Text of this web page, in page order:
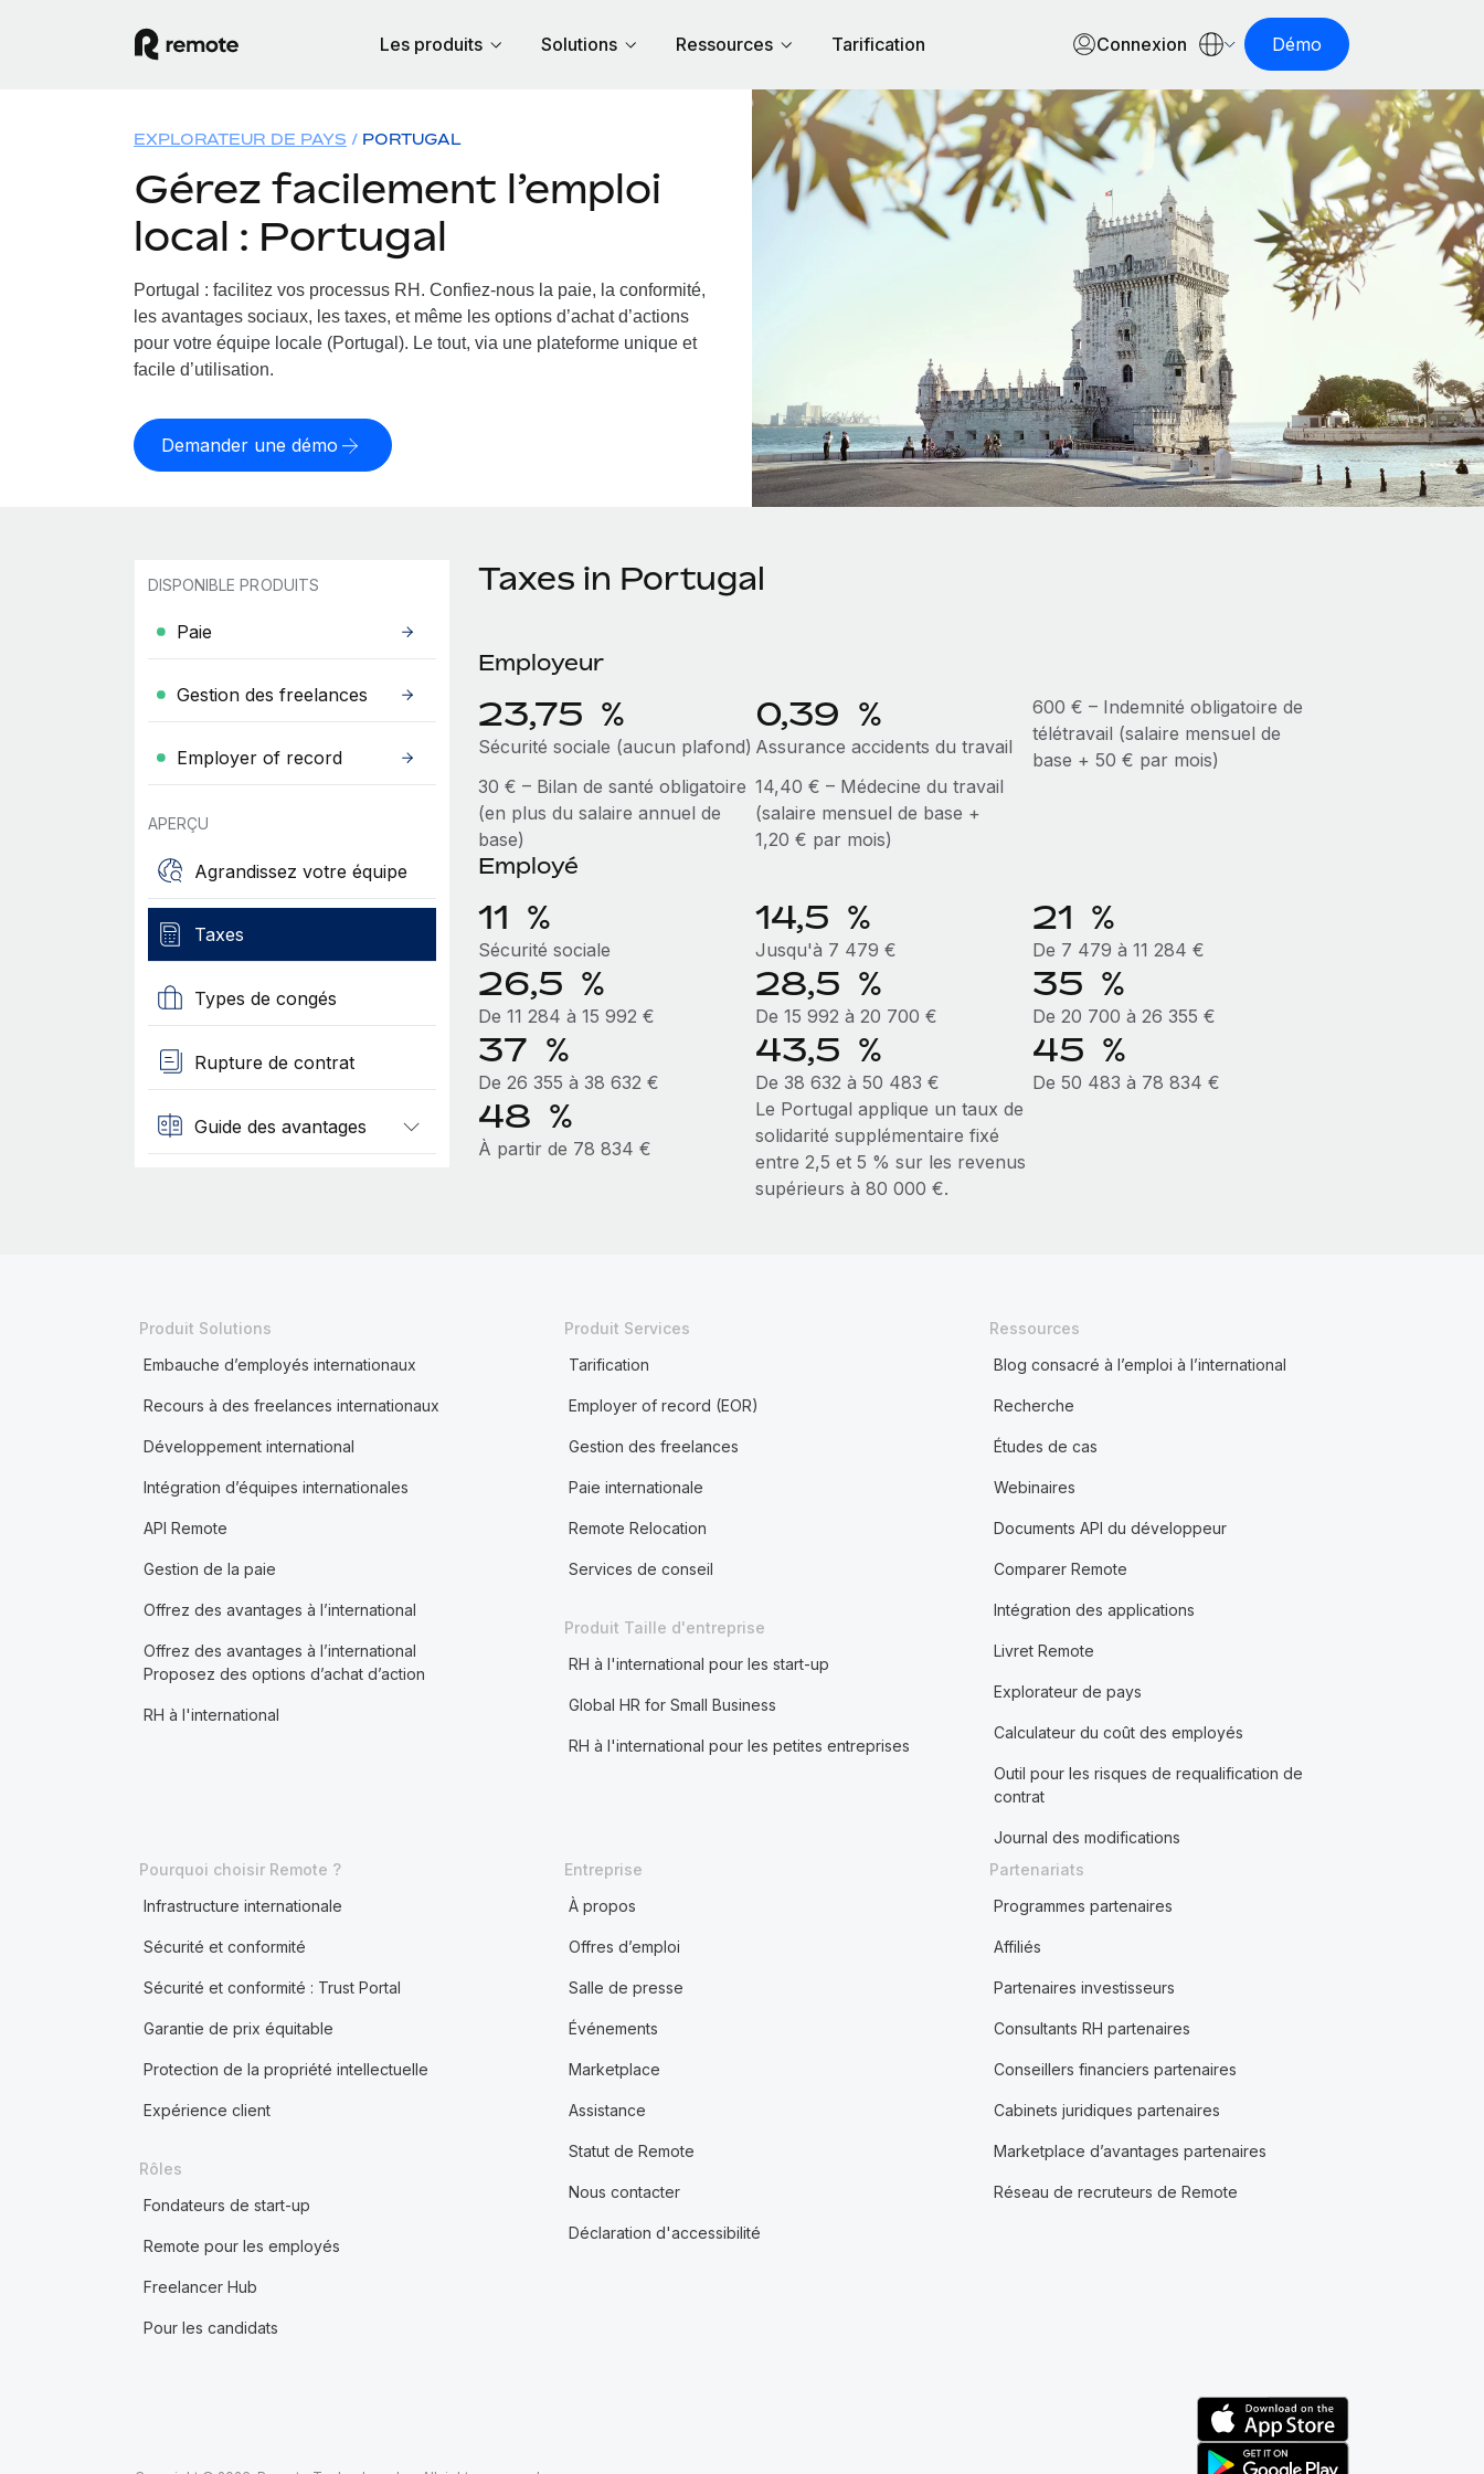
Les produits Solutions Ressources Tarification Connexion Démo
EXPLORATEUR DE PAYS PORTUGAL
Gérez facilement l’emploi
local : Portugal
Portugal : facilitez vos processus RH. Confiez-nous la paie, la conformité,
les avantages sociaux, les taxes, et même les options d’achat d’actions
pour votre équipe locale (Portugal). Le tout, via une plateforme unique et
facile d’utilisation.
Demander une démo
DISPONIBLE PRODUITS
Paie
Gestion des freelances
Employer of record
APERÇU
Agrandissez votre équipe
Taxes
Types de congés
Rupture de contrat
Guide des avantages
Taxes in Portugal
Employeur
23,75 %
Sécurité sociale (aucun plafond)
0,39 %
Assurance accidents du travail
600 € – Indemnité obligatoire de
télétravail (salaire mensuel de
base + 50 € par mois)
30 € – Bilan de santé obligatoire
(en plus du salaire annuel de
base)
14,40 € – Médecine du travail
(salaire mensuel de base +
1,20 € par mois)
Employé
11 %
Sécurité sociale
14,5 %
Jusqu'à 7 479 €
21 %
De 7 479 à 11 284 €
26,5 %
De 11 284 à 15 992 €
28,5 %
De 15 992 à 20 700 €
35 %
De 20 700 à 26 355 €
37 %
De 26 355 à 38 632 €
43,5 %
De 38 632 à 50 483 €
45 %
De 50 483 à 78 834 €
48 %
À partir de 78 834 €
Le Portugal applique un taux de
solidarité supplémentaire fixé
entre 2,5 et 5 % sur les revenus
supérieurs à 80 000 €.
Produit Solutions
Embauche d’employés internationaux
Recours à des freelances internationaux
Développement international
Intégration d’équipes internationales
API Remote
Gestion de la paie
Offrez des avantages à l’international
Offrez des avantages à l’international
Proposez des options d’achat d’action
RH à l'international
Produit Services
Tarification
Employer of record (EOR)
Gestion des freelances
Paie internationale
Remote Relocation
Services de conseil
Produit Taille d'entreprise
RH à l'international pour les start-up
Global HR for Small Business
RH à l'international pour les petites entreprises
Ressources
Blog consacré à l’emploi à l’international
Recherche
Études de cas
Webinaires
Documents API du développeur
Comparer Remote
Intégration des applications
Livret Remote
Explorateur de pays
Calculateur du coût des employés
Outil pour les risques de requalification de
contrat
Journal des modifications
Pourquoi choisir Remote ?
Infrastructure internationale
Sécurité et conformité
Sécurité et conformité : Trust Portal
Garantie de prix équitable
Protection de la propriété intellectuelle
Expérience client
Rôles
Fondateurs de start-up
Remote pour les employés
Freelancer Hub
Pour les candidats
Entreprise
À propos
Offres d’emploi
Salle de presse
Événements
Marketplace
Assistance
Statut de Remote
Nous contacter
Déclaration d'accessibilité
Partenariats
Programmes partenaires
Affiliés
Partenaires investisseurs
Consultants RH partenaires
Conseillers financiers partenaires
Cabinets juridiques partenaires
Marketplace d’avantages partenaires
Réseau de recruteurs de Remote